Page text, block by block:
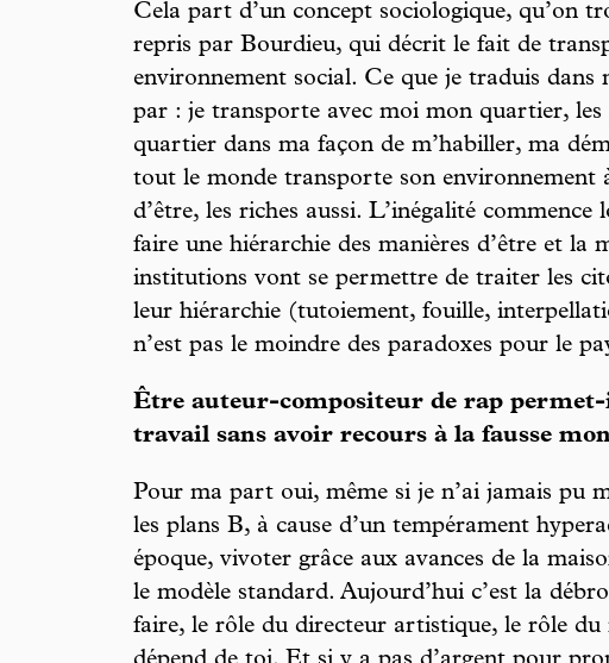
Cela part d’un concept sociologique, qu’on
repris par Bourdieu, qui décrit le fait de
environnement social. Ce que je traduis dans
par : je transporte avec moi mon quartier, les
quartier dans ma façon de m’habiller, ma
tout le monde transporte son environnement
d’être, les riches aussi. L’inégalité commence
faire une hiérarchie des manières d’être et la
institutions vont se permettre de traiter les
leur hiérarchie (tutoiement, fouille,
n’est pas le moindre des paradoxes pour le
Être auteur-compositeur de rap permet-
travail sans avoir recours à la fausse
Pour ma part oui, même si je n’ai jamais pu
les plans B, à cause d’un tempérament
époque, vivoter grâce aux avances de la
le modèle standard. Aujourd’hui c’est la
faire, le rôle du directeur artistique, le rôle du